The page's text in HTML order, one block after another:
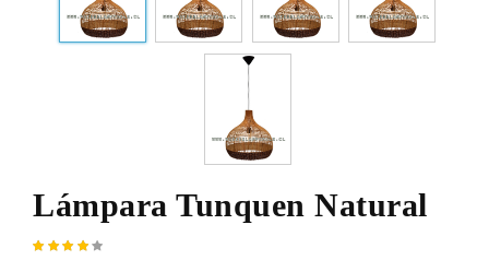
Lámpara Tunquen Natural